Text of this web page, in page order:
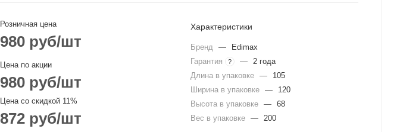
Розничная цена
980 руб/шт
Цена по акции
980 руб/шт
Цена со скидкой 11%
872 руб/шт
Характеристики
Бренд —
Edimax
Гарантия
? — 2 года
Длина в упаковке —
105
Ширина в упаковке —
120
Высота в упаковке — 68
Вес в упаковке — 200